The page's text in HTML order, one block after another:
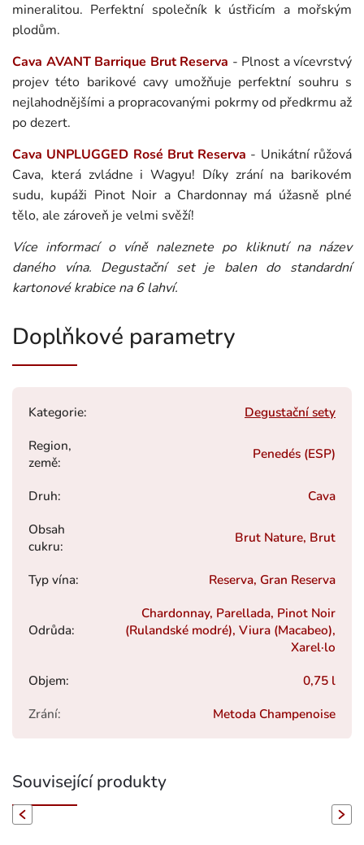
mineralitou. Perfektní společník k ústřicím a mořským
plodům.
Cava AVANT Barrique Brut Reserva - Plnost a vícevrstvý
projev této barikové cavy umožňuje perfektní souhru s
nejlahodnějšími a propracovanými pokrmy od předkrmu až
po dezert.
Cava UNPLUGGED Rosé Brut Reserva - Unikátní růžová
Cava, která zvládne i Wagyu! Díky zrání na barikovém
sudu, kupáži Pinot Noir a Chardonnay má úžasně plné
tělo, ale zároveň je velmi svěží!
Více informací o víně naleznete po kliknutí na název
daného vína. Degustační set je balen do standardní
kartonové krabice na 6 lahví.
Doplňkové parametry
Kategorie:
Degustační sety
Region,
země:
Penedés (ESP)
Druh:
Cava
Obsah
cukru:
Brut Nature, Brut
Typ vína: Reserva, Gran Reserva
Odrůda:
Chardonnay, Parellada, Pinot Noir
(Rulandské modré), Viura (Macabeo),
Xarel·lo
Objem:
0,75 l
Zrání: Metoda Champenoise
Související produkty
Next